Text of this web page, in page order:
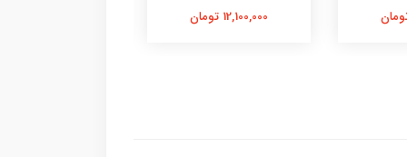
12,100,000 تومان